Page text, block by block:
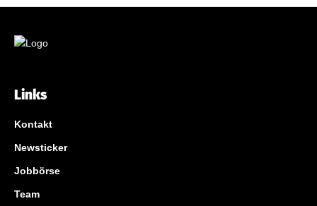
Links
Kontakt
Newsticker
Jobbörse
Team